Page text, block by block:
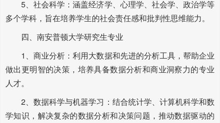
5、社会科学：涵盖经济学、心理学、社会学、政治学等
多个学科，旨在培养学生的社会责任感和批判性思维能力。
四、南安普顿大学研究生专业
1、商业分析：利用大数据和先进的分析工具，帮助企业
做出更明智的决策，培养具备数据分析和商业洞察力的专业
人才。
2、数据科学与机器学习：结合统计学、计算机科学和数
学知识，解决复杂的数据分析和决策问题，推动数据驱动的